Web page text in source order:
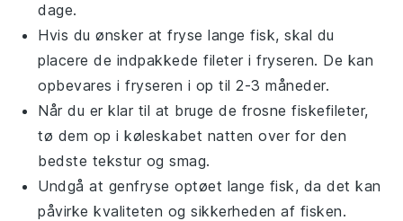
dage.
Hvis du ønsker at fryselange fisk, skal du
placere de indpakkede fileter i fryseren. De kan
opbevares i fryseren i op til 2-3 måneder.
Når du er klar til at bruge de frosne fiskefileter,
tø dem op i køleskabet natten over for den
bedste tekstur og smag.
Undgå at genfryse optøet lange fisk, da det kan
påvirke kvaliteten og sikkerheden af fisken.